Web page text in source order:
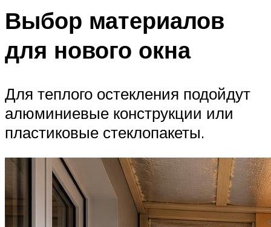
Выбор материалов
для нового окна
Для теплого остекления подойдут
алюминиевые конструкции или
пластиковые стеклопакеты.